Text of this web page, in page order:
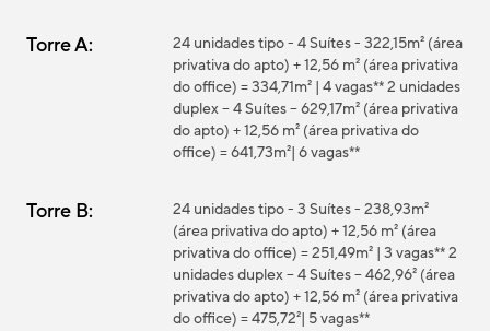
Torre A:
24 unidades tipo - 4 Suítes - 322,15m² (área
privativa do apto) + 12,56 m² (área privativa
do office) = 334,71m² | 4 vagas** 2 unidades
duplex – 4 Suítes – 629,17m² (área privativa
do apto) + 12,56 m² (área privativa do
office) = 641,73m²| 6 vagas**
Torre B:
24 unidades tipo - 3 Suítes - 238,93m²
(área privativa do apto) + 12,56 m² (área
privativa do office) = 251,49m² | 3 vagas** 2
unidades duplex – 4 Suítes – 462,96² (área
privativa do apto) + 12,56 m² (área privativa
do office) = 475,72²| 5 vagas**